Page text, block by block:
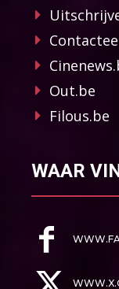
Out.be
Filous.be
WAAR